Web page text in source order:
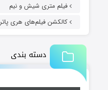
فیلم متری شیش و نیم
کالکشن فیلم‌های هری پاتر
دسته بندی